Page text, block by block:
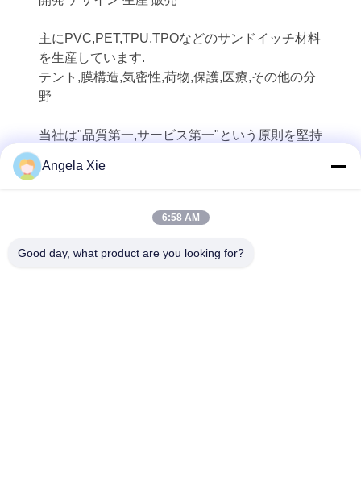
主にPVC,PET,TPU,TPOなどのサンドイッチ材料
を生産しています.
テント,膜構造,気密性,荷物,保護,医療,その他の分
野
当社は"品質第一,サービス第一"という原則を堅持
とを望んでいます.
Angela Xie
6:58 AM
Good day, what product are you looking for?